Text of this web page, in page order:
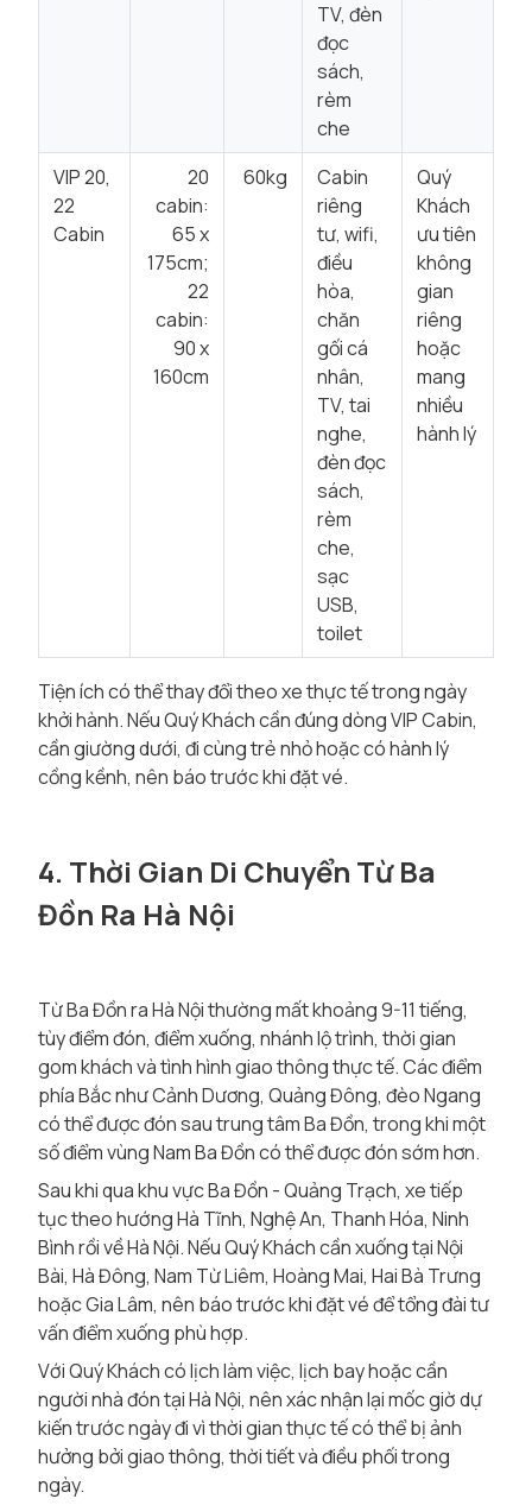
TV, đèn
đọc
sách,
rèm
che
VIP 20,
22
Cabin
20
cabin:
65 x
175cm;
22
cabin:
90 x
160cm
60kg
Cabin
riêng
tư, wifi,
điều
hòa,
chăn
gối cá
nhân,
TV, tai
nghe,
đèn đọc
sách,
rèm
che,
sạc
USB,
toilet
Quý
Khách
ưu tiên
không
gian
riêng
hoặc
mang
nhiều
hành lý
Tiện ích có thể thay đổi theo xe thực tế trong ngày
khởi hành. Nếu Quý Khách cần đúng dòng VIP Cabin,
cần giường dưới, đi cùng trẻ nhỏ hoặc có hành lý
cồng kềnh, nên báo trước khi đặt vé.
4. Thời Gian Di Chuyển Từ Ba
Đồn Ra Hà Nội
Từ Ba Đồn ra Hà Nội thường mất khoảng 9-11 tiếng,
tùy điểm đón, điểm xuống, nhánh lộ trình, thời gian
gom khách và tình hình giao thông thực tế. Các điểm
phía Bắc như Cảnh Dương, Quảng Đông, đèo Ngang
có thể được đón sau trung tâm Ba Đồn, trong khi một
số điểm vùng Nam Ba Đồn có thể được đón sớm hơn.
Sau khi qua khu vực Ba Đồn - Quảng Trạch, xe tiếp
tục theo hướng Hà Tĩnh, Nghệ An, Thanh Hóa, Ninh
Bình rồi về Hà Nội. Nếu Quý Khách cần xuống tại Nội
Bài, Hà Đông, Nam Từ Liêm, Hoàng Mai, Hai Bà Trưng
hoặc Gia Lâm, nên báo trước khi đặt vé để tổng đài tư
vấn điểm xuống phù hợp.
Với Quý Khách có lịch làm việc, lịch bay hoặc cần
người nhà đón tại Hà Nội, nên xác nhận lại mốc giờ dự
kiến trước ngày đi vì thời gian thực tế có thể bị ảnh
hưởng bởi giao thông, thời tiết và điều phối trong
ngày.